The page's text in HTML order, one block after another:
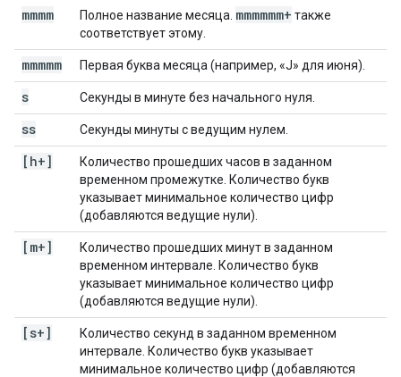
mmmm Полное название месяца. mmmmmm+ также
соответствует этому.
mmmmm Первая буква месяца (например, «J» для июня).
s Секунды в минуте без начального нуля.
ss Секунды минуты с ведущим нулем.
[h+]
Количество прошедших часов в заданном
временном промежутке. Количество букв
указывает минимальное количество цифр
(добавляются ведущие нули).
[m+]
Количество прошедших минут в заданном
временном интервале. Количество букв
указывает минимальное количество цифр
(добавляются ведущие нули).
[s+]
Количество секунд в заданном временном
интервале. Количество букв указывает
минимальное количество цифр (добавляются